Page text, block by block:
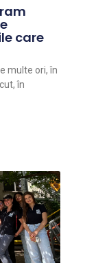
care
multe ori, în
în